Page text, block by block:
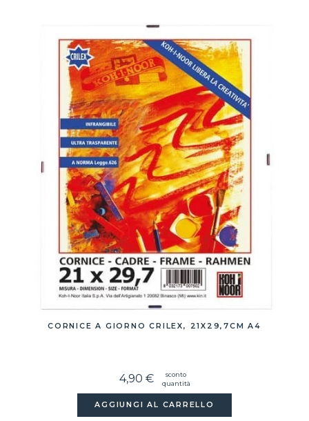
CORNICE A GIORNO CRILEX, 21X29,7CM A4
4,90 €
sconto
quantità
AGGIUNGI AL CARRELLO